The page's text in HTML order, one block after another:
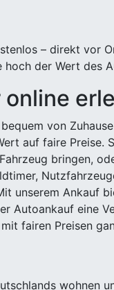
– direkt vor
hoch der Wert des
von
auf faire Preise.
bringen,
unserem Ankauf
Autoankauf eine
fairen Preisen
wohnen